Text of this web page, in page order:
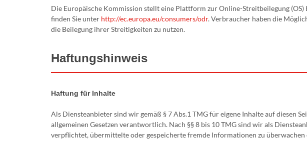
Die Europäische Kommission stellt eine Plattform zur Online-Streitbeilegung
finden Sie unter http://ec.europa.eu/consumers/odr. Verbraucher haben die
die Beilegung ihrer Streitigkeiten zu nutzen.
Haftungshinweis
Haftung für Inhalte
Als Diensteanbieter sind wir gemäß § 7 Abs.1 TMG für eigene Inhalte auf diesen
allgemeinen Gesetzen verantwortlich. Nach §§ 8 bis 10 TMG sind wir als
verpflichtet, übermittelte oder gespeicherte fremde Informationen zu überwachen